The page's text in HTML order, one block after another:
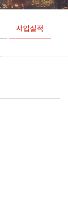
사업실적